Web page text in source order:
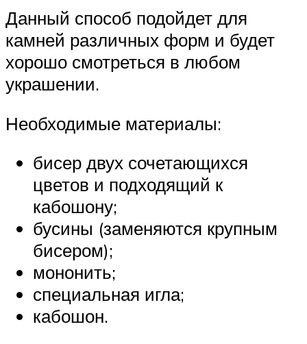
Данный способ подойдет для
камней различных форм и будет
хорошо смотреться в любом
украшении.
Необходимые материалы:
бисер двух сочетающихся
цветов и подходящий к
кабошону;
бусины (заменяются крупным
бисером);
мононить;
специальная игла;
кабошон.